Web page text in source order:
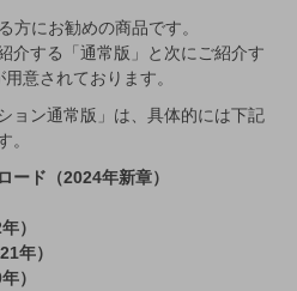
方にお勧めの商品です。
介する「通常版」と次にご紹介す
意されております。
ョン通常版」は、具体的には下記
。
ード（2024年新章）
）
年）
）